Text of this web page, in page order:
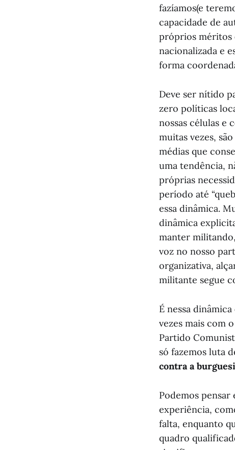
fazíamos(e
capacidade de
próprios méritos
nacionalizada e
forma
Deve ser nítido
zero políticas
nossas células e
muitas vezes,
médias que
uma tendência,
próprias
período até
essa dinâmica.
dinâmica
manter
voz no nosso
organizativa,
militante segue
É nessa
vezes mais com
Partido
só fazemos luta
contra a
Podemos
experiência,
falta, enquanto
quadro